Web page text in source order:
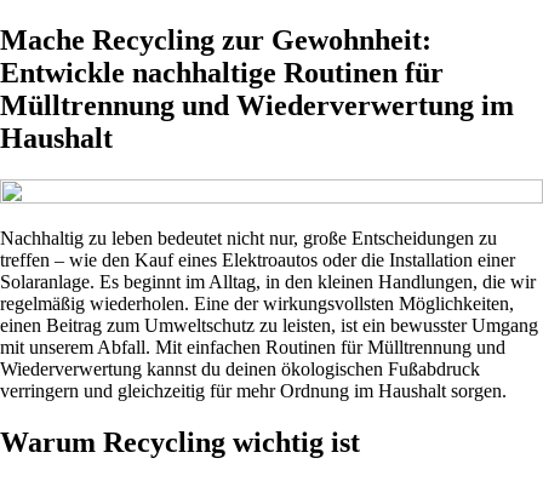
Mache Recycling zur Gewohnheit:
Entwickle nachhaltige Routinen für
Mülltrennung und Wiederverwertung im
Haushalt
Nachhaltig zu leben bedeutet nicht nur, große Entscheidungen zu
treffen – wie den Kauf eines Elektroautos oder die Installation einer
Solaranlage. Es beginnt im Alltag, in den kleinen Handlungen, die wir
regelmäßig wiederholen. Eine der wirkungsvollsten Möglichkeiten,
einen Beitrag zum Umweltschutz zu leisten, ist ein bewusster Umgang
mit unserem Abfall. Mit einfachen Routinen für Mülltrennung und
Wiederverwertung kannst du deinen ökologischen Fußabdruck
verringern und gleichzeitig für mehr Ordnung im Haushalt sorgen.
Warum Recycling wichtig ist